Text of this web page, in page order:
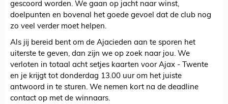
gescoord worden. We gaan op jacht naar winst,
doelpunten en bovenal het goede gevoel dat de club nog
zo veel verder moet helpen.
Als jij bereid bent om de Ajacieden aan te sporen het
uiterste te geven, dan zijn we op zoek naar jou. We
verloten in totaal acht setjes kaarten voor Ajax - Twente
en je krijgt tot donderdag 13.00 uur om het juiste
antwoord in te sturen. We nemen kort na de deadline
contact op met de winnaars.